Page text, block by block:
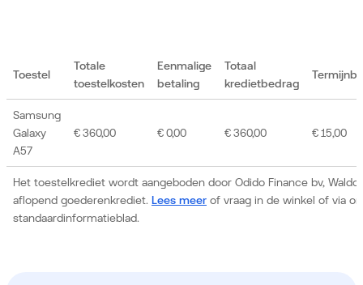
Toestel
Totale
toestelkosten
Eenmalige
betaling
Totaal
kredietbedrag
Het toestelkrediet wordt aangeboden door Odido Finance bv,
aflopend goederenkrediet. Lees meer of vraag in de winkel of via
standaardinformatieblad.
Samsung
Galaxy
A57
€ 360,00 € 0,00 € 360,00 € 15,00